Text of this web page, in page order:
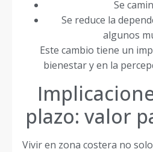
Se
Se reduce la
algunos
Este cambio tiene un
bienestar y en la
plazo: valor
Vivir en zona costera no